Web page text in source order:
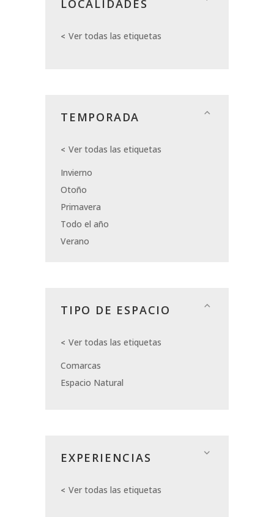
LOCALIDADES
Ver todas las etiquetas
TEMPORADA
Ver todas las etiquetas
Invierno
Otoño
Primavera
Todo el año
Verano
TIPO DE ESPACIO
Ver todas las etiquetas
Comarcas
Espacio Natural
EXPERIENCIAS
Ver todas las etiquetas